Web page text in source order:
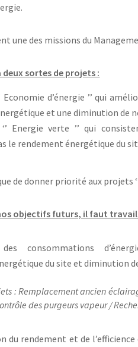
une des missions du
deux sortes de projets :
Economie d’énergie ’’ qui
et une diminution de
Energie verte ’’ qui
le rendement énergétique du
de donner priorité aux projets ‘’
objectifs futurs, il faut
des consommations
du site et diminution
: Remplacement ancien
des purgeurs vapeur /
du rendement et de l’efficience